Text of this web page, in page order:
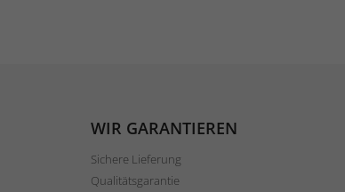
WIR GARANTIEREN
Sichere Lieferung
Qualitätsgarantie